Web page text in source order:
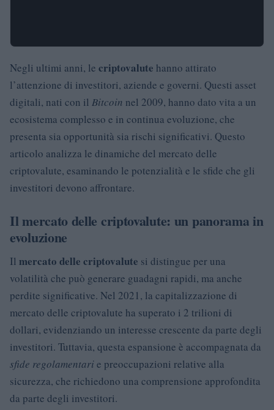
Negli ultimi anni, le criptovalute hanno attirato
l’attenzione di investitori, aziende e governi. Questi asset
digitali, nati con il Bitcoin nel 2009, hanno dato vita a un
ecosistema complesso e in continua evoluzione, che
presenta sia opportunità sia rischi significativi. Questo
articolo analizza le dinamiche del mercato delle
criptovalute, esaminando le potenzialità e le sfide che gli
investitori devono affrontare.
Il mercato delle criptovalute: un panorama in
evoluzione
Il mercato delle criptovalute si distingue per una
volatilità che può generare guadagni rapidi, ma anche
perdite significative. Nel 2021, la capitalizzazione di
mercato delle criptovalute ha superato i 2 trilioni di
dollari, evidenziando un interesse crescente da parte degli
investitori. Tuttavia, questa espansione è accompagnata da
sfide regolamentarie preoccupazioni relative alla
sicurezza, che richiedono una comprensione approfondita
da parte degli investitori.